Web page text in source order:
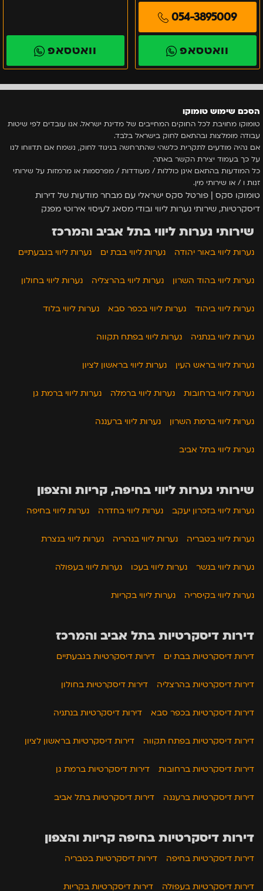
054-3895009
וואטסאפ וואטסאפ
הסכם שימוש טומוקו
טומוקו מחויבת לכל החוקים המחייבים של מדינת ישראל. אנו עובדים לפי שיטות
עבודה מומלצות ובהתאם לחוק בישראל בלבד.
אם נהיה מודעים לתקרית כלשהי שהתרחשה בניגוד לחוק, נשמח אם תדווחו לנו
על כך בעמוד יצירת הקשר באתר.
כל המודעות בהתאם אינן כוללות / מעודדות / מפרסמות או מרמזות על שירותי
זנות ו / או שירותי מין.
טומוקו סקס | פורטל סקס ישראלי עם מבחר מודעות של דירות
דיסקרטיות, שירותי נערות ליווי ובודי מסאג לעיסוי אירוטי מפנק
שירותי נערות ליווי בתל אביב והמרכז
נערות ליווי באור יהודה נערות ליווי בבת ים נערות ליווי בגבעתיים
נערות ליווי בהוד השרון נערות ליווי בהרצליה נערות ליווי בחולון
נערות ליווי ביהוד נערות ליווי בכפר סבא נערות ליווי בלוד
נערות ליווי בנתניה נערות ליווי בפתח תקווה
נערות ליווי בראש העין נערות ליווי בראשון לציון
נערות ליווי ברחובות נערות ליווי ברמלה נערות ליווי ברמת גן
נערות ליווי ברמת השרון נערות ליווי ברעננה
נערות ליווי בתל אביב
שירותי נערות ליווי בחיפה, קריות והצפון
נערות ליווי בזכרון יעקב נערות ליווי בחדרה נערות ליווי בחיפה
נערות ליווי בטבריה נערות ליווי בנהריה נערות ליווי בנצרת
נערות ליווי בנשר נערות ליווי בעכו נערות ליווי בעפולה
נערות ליווי בקיסריה נערות ליווי בקריות
דירות דיסקרטיות בתל אביב והמרכז
דירות דיסקרטיות בבת ים דירות דיסקרטיות בגבעתיים
דירות דיסקרטיות בהרצליה דירות דיסקרטיות בחולון
דירות דיסקרטיות בכפר סבא דירות דיסקרטיות בנתניה
דירות דיסקרטיות בפתח תקווה דירות דיסקרטיות בראשון לציון
דירות דיסקרטיות ברחובות דירות דיסקרטיות ברמת גן
דירות דיסקרטיות ברעננה דירות דיסקרטיות בתל אביב
דירות דיסקרטיות בחיפה קריות והצפון
דירות דיסקרטיות בחיפה דירות דיסקרטיות בטבריה
דירות דיסקרטיות בעפולה דירות דיסקרטיות בקריות